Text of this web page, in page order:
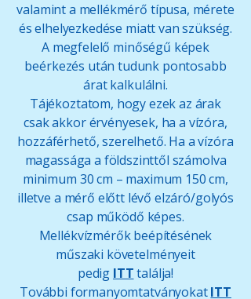
valamint a mellékmérő típusa, mérete
és elhelyezkedése miatt van szükség.
A megfelelő minőségű képek
beérkezés után tudunk pontosabb
árat kalkulálni.
Tájékoztatom, hogy ezek az árak
csak akkor érvényesek, ha a vízóra,
hozzáférhető, szerelhető. Ha a vízóra
magassága a földszinttől számolva
minimum 30 cm – maximum 150 cm,
illetve a mérő előtt lévő elzáró/golyós
csap működő képes.
Mellékvízmérők beépítésének
műszaki követelményeit
pedig ITTtalálja!
További formanyomtatványokatITT